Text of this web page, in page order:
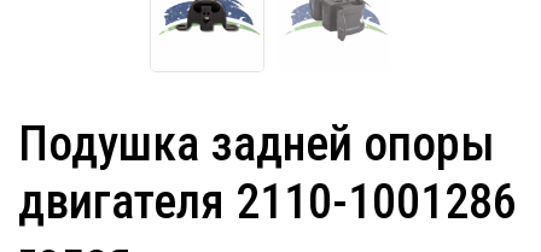
Подушка задней опоры
двигателя 2110-1001286